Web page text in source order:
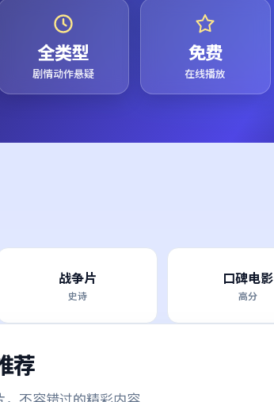
全类型
剧情动作悬疑
免费
在线播放
战争片
史诗
口碑电影
高分
荐